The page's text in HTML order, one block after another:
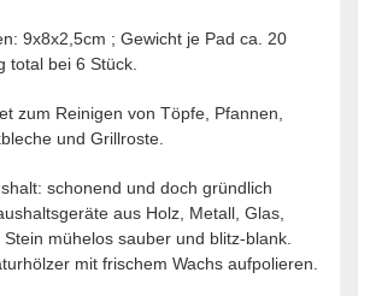
9x8x2,5cm ; Gewicht je Pad ca. 20
total bei 6 Stück.
zum Reinigen von Töpfe, Pfannen,
und Grillroste.
schonend und doch gründlich
aus Holz, Metall, Glas,
mühelos sauber und blitz-blank.
mit frischem Wachs aufpolieren.